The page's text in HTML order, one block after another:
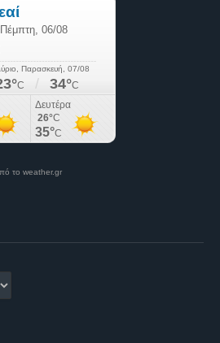
το weather.gr